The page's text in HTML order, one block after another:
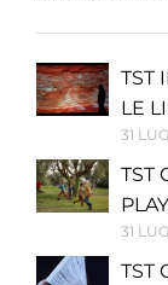
TST
LE
31
TST
31
TST